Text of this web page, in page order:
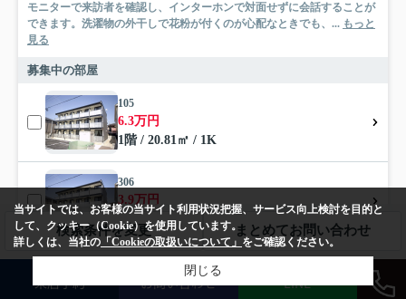
モニターで来訪者を確認し、インターホンで対面せずに会話することが
できます。洗濯物の外干しで花粉が付くのが心配なときでも、... もっと
見る
募集中の部屋
105
6.3万円
1階 / 20.81㎡ / 1K
306
3.9万円
3階 / 20.81㎡ / 1K
検索条件を変更 まとめてお問い合わせ
来店予約 お問い合わせ LINE
当サイトでは、お客様の当サイト利用状況把握、サービス向上検討を目的と
して、クッキー（Cookie）を使用しています。
詳しくは、当社の 「Cookieの取扱いについて」 をご確認ください。
閉じる